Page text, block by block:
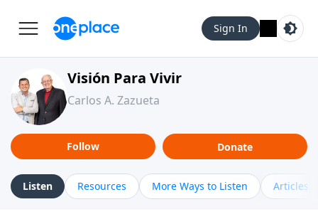
Sign In
Visión Para Vivir
Carlos A. Zazueta
Follow Donate
Listen Resources More Ways to Listen Articles